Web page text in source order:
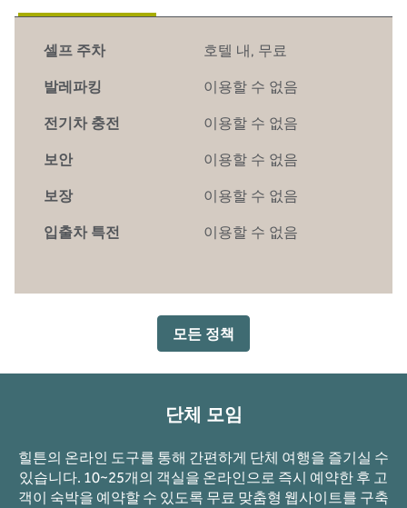
셀프 주차 호텔 내, 무료
발레파킹 이용할 수 없음
전기차 충전 이용할 수 없음
보안 이용할 수 없음
보장 이용할 수 없음
입출차 특전 이용할 수 없음
모든 정책
단체 모임
힐튼의 온라인 도구를 통해 간편하게 단체 여행을 즐기실 수
있습니다. 10~25개의 객실을 온라인으로 즉시 예약한 후 고
객이 숙박을 예약할 수 있도록 무료 맞춤형 웹사이트를 구축